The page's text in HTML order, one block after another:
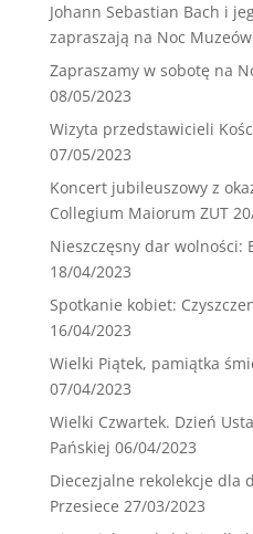
Johann Sebastian Bach i
zapraszają na Noc Muzeów
Zapraszamy w sobotę na
08/05/2023
Wizyta przedstawicieli
07/05/2023
Koncert jubileuszowy z
Collegium Maiorum ZUT
Nieszczęsny dar wolności:
18/04/2023
Spotkanie kobiet:
16/04/2023
Wielki Piątek, pamiątka
07/04/2023
Wielki Czwartek. Dzień
Pańskiej 06/04/2023
Diecezjalne rekolekcje dla
Przesiece 27/03/2023